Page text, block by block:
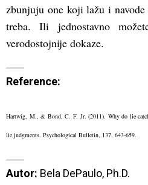
zbunjuju one koji lažu i
treba. Ili jednostavno
verodostojnije dokaze.
Reference:
Hartwig, M., & Bond, C. F. Jr. (2011). Why do lie-
lie judgments. Psychological Bulletin, 137, 643-659.
Autor: Bela DePaulo, Ph.D.